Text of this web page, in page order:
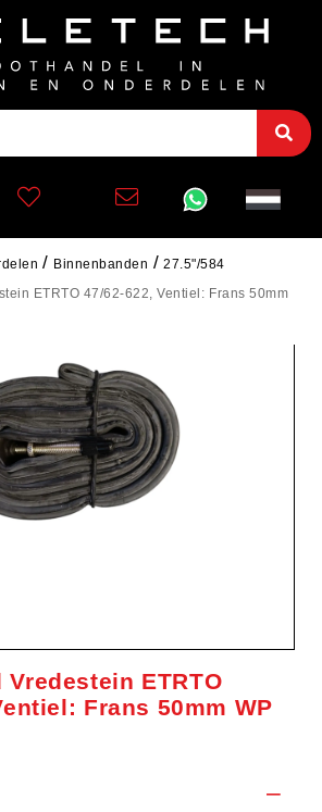
Binnenbanden
27.5"/584
ETRTO 47/62-622, Ventiel: Frans 50mm
ETRTO
Frans 50mm WP